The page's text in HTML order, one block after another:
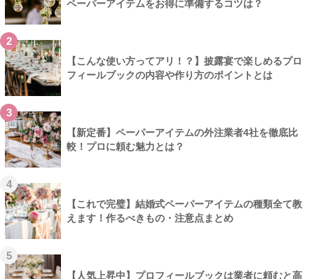
ペーパーアイテムをお得に準備するコツは？
2
【こんな使い方ってアリ！？】披露宴で楽しめるプロ
フィールブックの内容や作り方のポイントとは
3
【新定番】ペーパーアイテムの外注業者4社を徹底比
較！プロに頼む魅力とは？
4
【これで完璧】結婚式ペーパーアイテムの種類全て教
えます！作るべきもの・注意点まとめ
5
【人気上昇中】プロフィールブックは業者に頼むと高